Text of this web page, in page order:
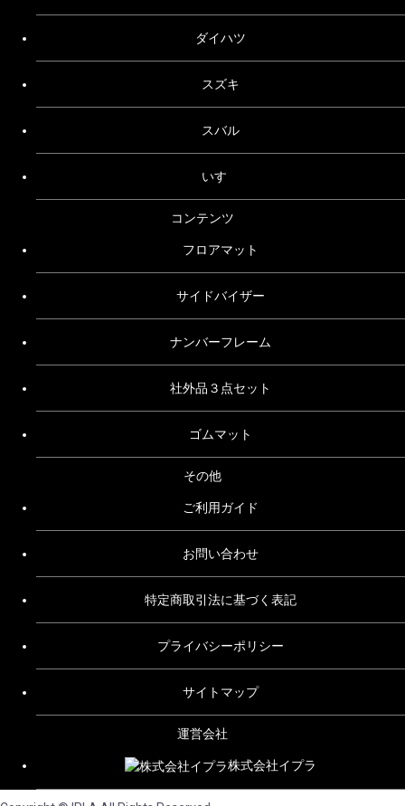
ダイハツ
スズキ
スバル
いすゞ
コンテンツ
フロアマット
サイドバイザー
ナンバーフレーム
社外品３点セット
ゴムマット
その他
ご利用ガイド
お問い合わせ
特定商取引法に基づく表記
プライバシーポリシー
サイトマップ
運営会社
株式会社イプラ